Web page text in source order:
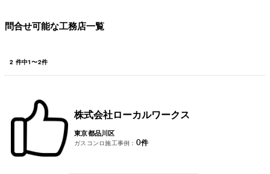
問合せ可能な工務店一覧
2 件中1〜2件
株式会社ローカルワークス
東京都品川区
ガスコンロ施工事例： 0件